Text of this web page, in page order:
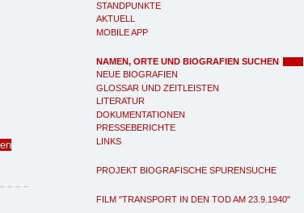
STANDPUNKTE
AKTUELL
MOBILE APP
NAMEN, ORTE UND BIOGRAFIEN SUCHEN
NEUE BIOGRAFIEN
GLOSSAR UND ZEITLEISTEN
LITERATUR
DOKUMENTATIONEN
PRESSEBERICHTE
LINKS
PROJEKT BIOGRAFISCHE SPURENSUCHE
FILM "TRANSPORT IN DEN TOD AM 23.9.1940"